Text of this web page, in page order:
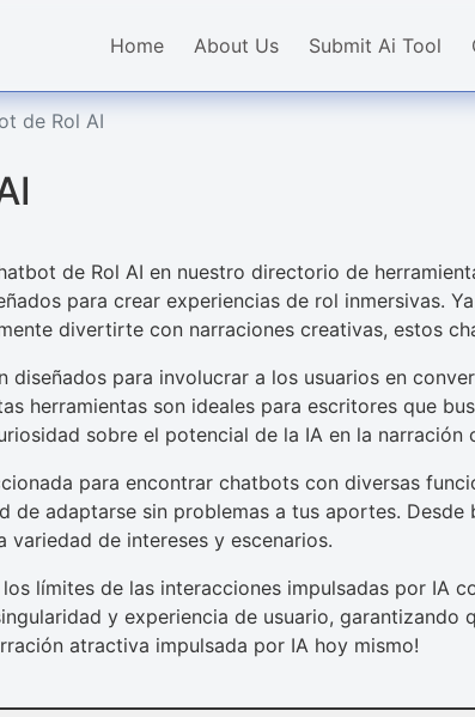
Home About Us Submit Ai Tool
de Rol AI
de Rol AI en nuestro directorio de
para crear experiencias de rol inmersivas.
divertirte con narraciones creativas, estos
diseñados para involucrar a los usuarios en
herramientas son ideales para escritores que
sobre el potencial de la IA en la narración
para encontrar chatbots con diversas
de adaptarse sin problemas a tus aportes.
variedad de intereses y escenarios.
límites de las interacciones impulsadas por IA
y experiencia de usuario, garantizando
atractiva impulsada por IA hoy mismo!